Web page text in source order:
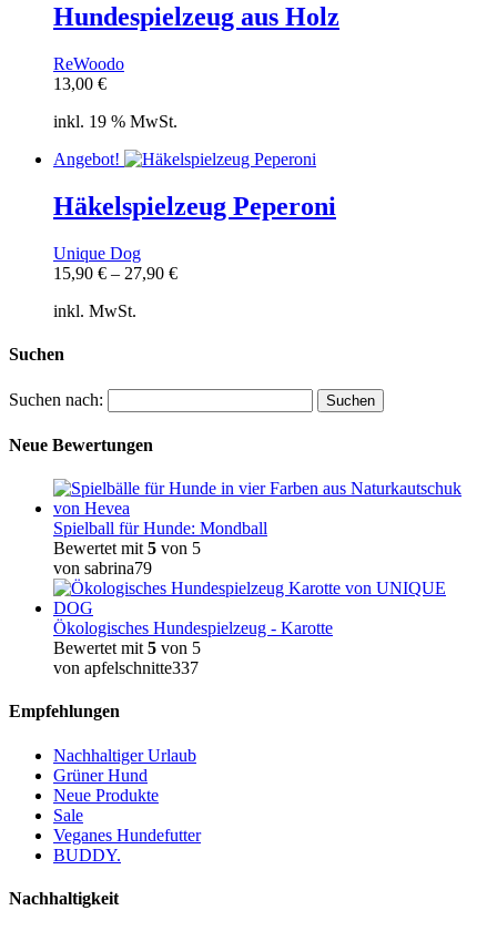
Hundespielzeug aus Holz
ReWoodo
13,00 €
inkl. 19 % MwSt.
Angebot!
Häkelspielzeug Peperoni
Unique Dog
15,90 € – 27,90 €
inkl. MwSt.
Suchen
Suchen nach:
Neue Bewertungen
Spielball für Hunde: Mondball
Bewertet mit 5 von 5
von sabrina79
Ökologisches Hundespielzeug - Karotte
Bewertet mit 5 von 5
von apfelschnitte337
Empfehlungen
Nachhaltiger Urlaub
Grüner Hund
Neue Produkte
Sale
Veganes Hundefutter
BUDDY.
Nachhaltigkeit